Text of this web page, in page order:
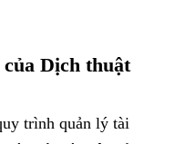
Dịch thuật
trình quản lý tài